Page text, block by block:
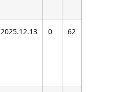
2025.12.13 0 62